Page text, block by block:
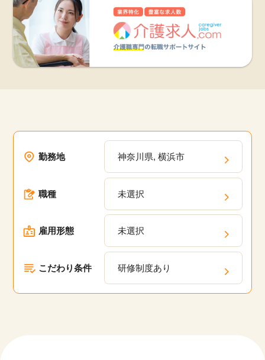
勤務地 神奈川県, 横浜市
職種 未選択
雇用形態 未選択
こだわり条件 研修制度あり